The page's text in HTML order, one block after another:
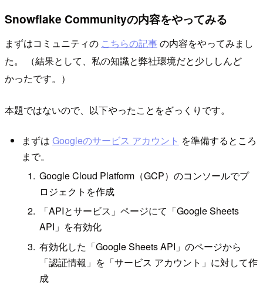
Snowflake Communityの内容をやってみる
まずはコミュニティの こちらの記事の内容をやってみまし
た。 （結果として、私の知識と弊社環境だと少ししんど
かったです。）
本題ではないので、以下やったことをざっくりです。
まずは Googleのサービス アカウント を準備するところ
まで。
Google Cloud Platform（GCP）のコンソールでプ
ロジェクトを作成
「APIとサービス」ページにて「Google Sheets
API」を有効化
有効化した「Google Sheets API」のページから
「認証情報」を「サービス アカウント」に対して作
成